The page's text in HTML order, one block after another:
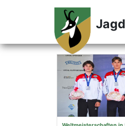
Jagd